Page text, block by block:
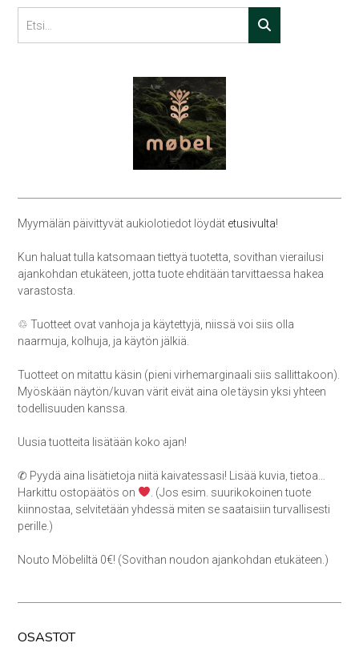
Myymälän päivittyvät aukiolotiedot löydät etusivulta!
Kun haluat tulla katsomaan tiettyä tuotetta, sovithan vierailusi
ajankohdan etukäteen, jotta tuote ehditään tarvittaessa hakea
varastosta.
♲ Tuotteet ovat vanhoja ja käytettyjä, niissä voi siis olla
naarmuja, kolhuja, ja käytön jälkiä.
Tuotteet on mitattu käsin (pieni virhemarginaali siis sallittakoon).
Myöskään näytön/kuvan värit eivät aina ole täysin yksi yhteen
todellisuuden kanssa.
Uusia tuotteita lisätään koko ajan!
✆ Pyydä aina lisätietoja niitä kaivatessasi! Lisää kuvia, tietoa…
Harkittu ostopäätös on
. (Jos esim. suurikokoinen tuote
kiinnostaa, selvitetään yhdessä miten se saataisiin turvallisesti
perille.)
Nouto Möbeliltä 0€! (Sovithan noudon ajankohdan etukäteen.)
OSASTOT